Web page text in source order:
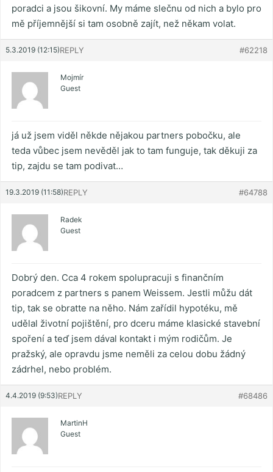
poradci a jsou šikovní. My máme slečnu od nich a bylo pro
mě příjemnější si tam osobně zajít, než někam volat.
5.3.2019 (12:15) #62218
REPLY
Mojmír
Guest
já už jsem viděl někde nějakou partners pobočku, ale
teda vůbec jsem nevěděl jak to tam funguje, tak děkuji za
tip, zajdu se tam podivat…
19.3.2019 (11:58) #64788
REPLY
Radek
Guest
Dobrý den. Cca 4 rokem spolupracuji s finančním
poradcem z partners s panem Weissem. Jestli můžu dát
tip, tak se obratte na něho. Nám zařídil hypotéku, mě
udělal životní pojištění, pro dceru máme klasické stavební
spoření a teď jsem dával kontakt i mým rodičům. Je
pražský, ale opravdu jsme neměli za celou dobu žádný
zádrhel, nebo problém.
4.4.2019 (9:53) #68486
REPLY
MartinH
Guest